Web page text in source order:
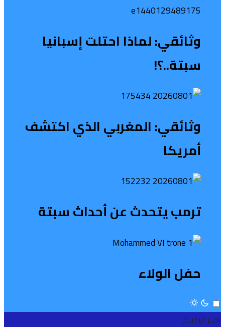
وثائقي: لماذا احتلت إسبانيا
سبتة..؟!
وثائقي: المغربي الذي اكتشف
أمريكا
ترمب يتحدث عن أحداث سبتة
حفل الولاء
اخــر الاخبــار